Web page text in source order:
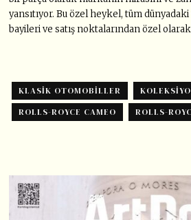
yansıtıyor. Bu özel heykel, tüm
bayileri ve satış noktalarından özel
KLASIK OTOMOBILLER
ROLLS-ROYCE CAMEO
ROLLS-